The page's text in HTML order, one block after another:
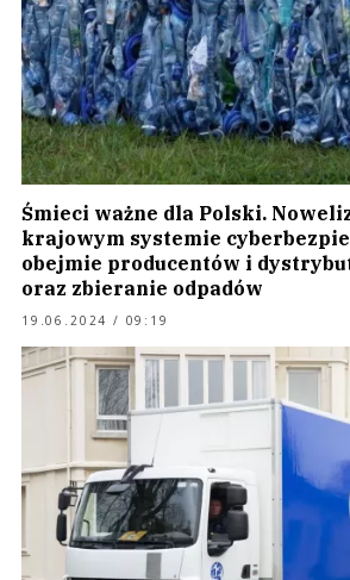
Śmieci ważne dla Polski.
krajowym systemie
obejmie producentów i
oraz zbieranie odpadów
19.06.2024 / 09:19